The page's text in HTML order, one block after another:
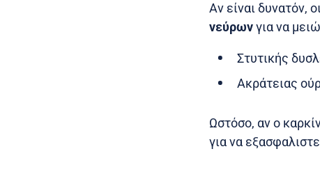
Αν είναι δυνατόν,
νεύρωνγια να
Στυτικής
Ακράτειας
Ωστόσο, αν ο
για να